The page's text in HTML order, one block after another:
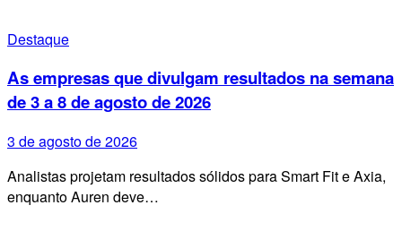
Destaque
As empresas que divulgam resultados na semana
de 3 a 8 de agosto de 2026
3 de agosto de 2026
Analistas projetam resultados sólidos para Smart Fit e Axia,
enquanto Auren deve…